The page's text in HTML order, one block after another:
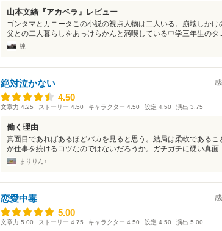
山本文緒『アカペラ』レビュー
ゴンタマとカニータこの小説の視点人物は二人いる。崩壊しかけ
父との二人暮らしをあっけらかんと満喫している中学三年生のタ
練
絶対泣かない
4.50
4.50
文章力 4.25 ストーリー 4.50 キャラクター 4.50 設定 4.50 演出 3.75
働く理由
真面目であればあるほどバカを見ると思う。結局は柔軟であるこ
が仕事を続けるコツなのではないだろうか。ガチガチに硬い真面
まりりん♪
恋愛中毒
5.00
5.00
文章力 5.00 ストーリー 4.75 キャラクター 4.50 設定 4.50 演出 5.00